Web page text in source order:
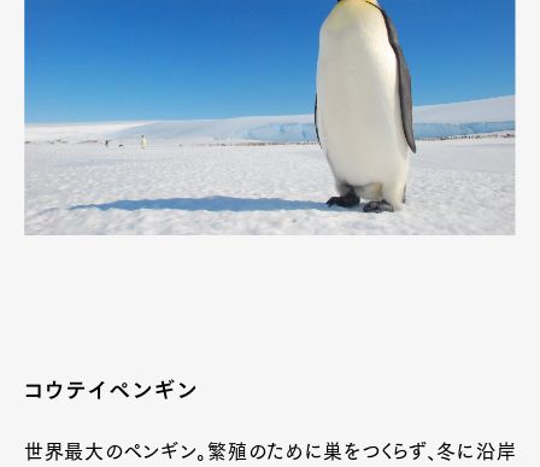
コウテイペンギン
世界最大のペンギン。繁殖のために巣をつくらず、冬に沿岸